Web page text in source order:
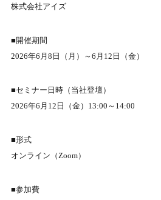
株式会社アイズ
■開催期間
2026年6月8日（月）～6月12日（金）
■セミナー日時（当社登壇）
2026年6月12日（金）13:00～14:00
■形式
オンライン（Zoom）
■参加費